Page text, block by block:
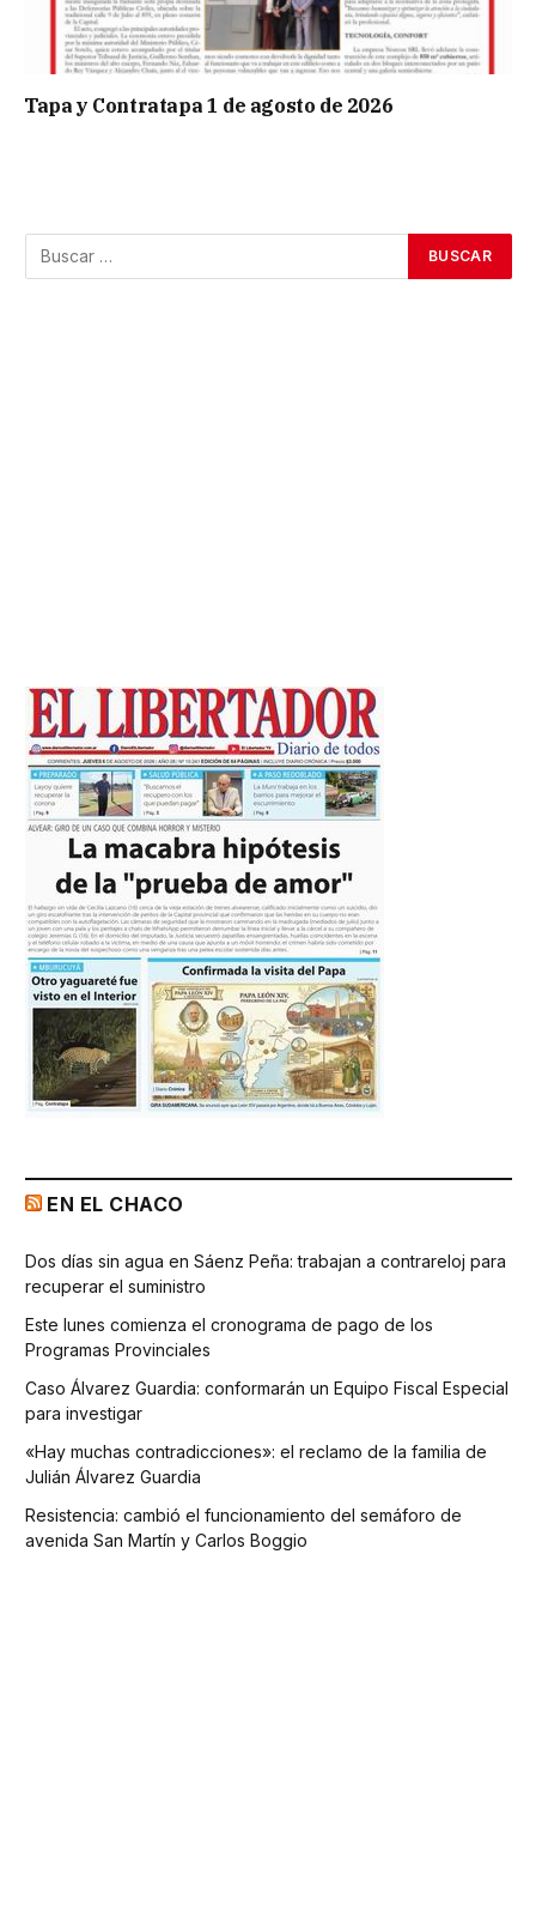
Tapa y Contratapa 1 de agosto de 2026
EN EL CHACO
Dos días sin agua en Sáenz Peña: trabajan a contrareloj para
recuperar el suministro
Este lunes comienza el cronograma de pago de los
Programas Provinciales
Caso Álvarez Guardia: conformarán un Equipo Fiscal Especial
para investigar
«Hay muchas contradicciones»: el reclamo de la familia de
Julián Álvarez Guardia
Resistencia: cambió el funcionamiento del semáforo de
avenida San Martín y Carlos Boggio